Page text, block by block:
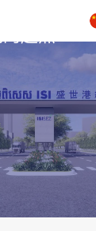
起点